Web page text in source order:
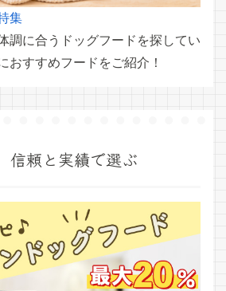
集
調に合うドッグフードを探してい
おすすめフードをご紹介！
】信頼と実績で選ぶ